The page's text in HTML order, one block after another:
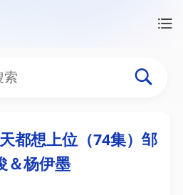
溢每天都想上
都想上位（74集）邹
＆杨伊墨